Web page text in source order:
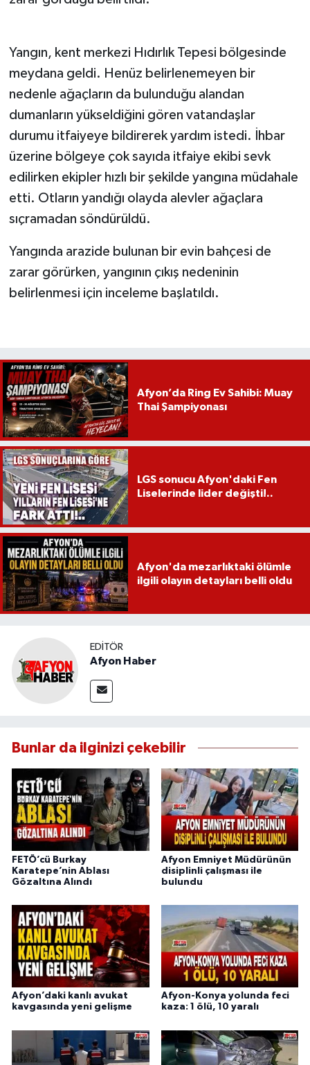
Yangın, kent merkezi Hıdırlık Tepesi bölgesinde
meydana geldi. Henüz belirlenemeyen bir
nedenle ağaçların da bulunduğu alandan
dumanların yükseldiğini gören vatandaşlar
durumu itfaiyeye bildirerek yardım istedi. İhbar
üzerine bölgeye çok sayıda itfaiye ekibi sevk
edilirken ekipler hızlı bir şekilde yangına müdahale
etti. Otların yandığı olayda alevler ağaçlara
sıçramadan söndürüldü.
Yangında arazide bulunan bir evin bahçesi de
zarar görürken, yangının çıkış nedeninin
belirlenmesi için inceleme başlatıldı.
Afyon’da Ring Ev Sahibi: Muay
Thai Şampiyonası
LGS sonucu Afyon'daki Fen
Liselerinde lider değişti!..
Afyon'da mezarlıktaki ölümle
ilgili olayın detayları belli oldu
EDITÖR
Afyon Haber
Bunlar da ilginizi çekebilir
FETÖ’cü Burkay
Karatepe’nin Ablası
Gözaltına Alındı
Afyon Emniyet Müdürünün
disiplinli çalışması ile
bulundu
Afyon’daki kanlı avukat
kavgasında yeni gelişme
Afyon-Konya yolunda feci
kaza: 1 ölü, 10 yaralı